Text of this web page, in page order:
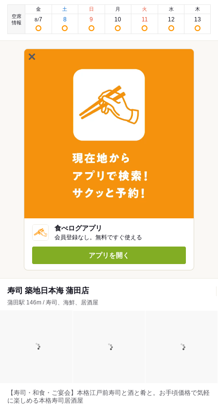
空席
情報
金
8/7
土
8
日
9
月
10
火
11
水
12
木
13
食べログアプリ
会員登録なし。無料ですぐ使える
アプリを開く
寿司 築地日本海 蒲田店
蒲田駅 146m / 寿司、海鮮、居酒屋
【寿司・和食・ご宴会】本格江戸前寿司と酒と肴と。お手頃価格で気軽
に楽しめる本格寿司居酒屋